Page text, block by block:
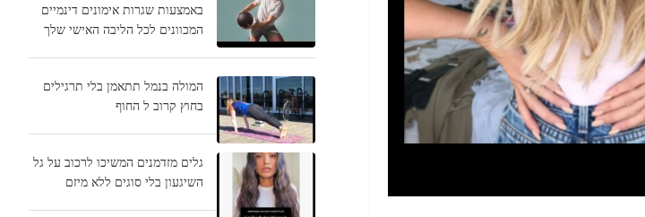
באמצעות שגרות אימונים דינמיים
המכוונים לכל הליבה האישי שלך
המולה בנמל תתאמן בלי תרגילים
בחוץ קרוב ל החוף
גלים מזדמנים המשיכו לרכוב על גל
השיגעון בלי סוגים ללא מיזם